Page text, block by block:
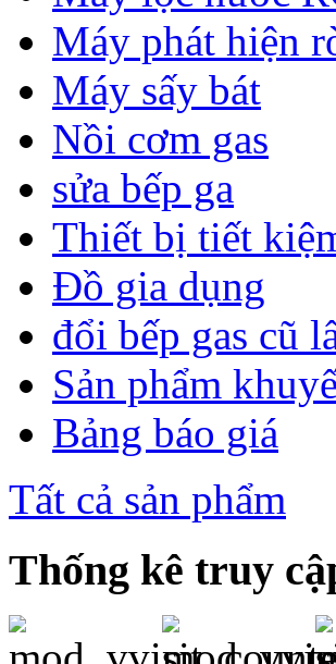
Máy phát hiện
Máy sấy bát
Nồi cơm gas
sửa bếp ga
Thiết bị tiết
Đồ gia dụng
đổi bếp gas cũ
Sản phẩm
Bảng báo giá
Tất cả sản phẩm
Thống kê truy